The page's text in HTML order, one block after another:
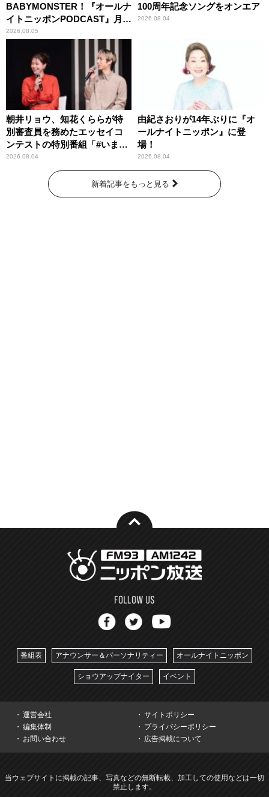
BABYMONSTER！『オールナ
イトニッポンPODCAST』月替
わりパーソナリティ
2026.08.05
100周年記念ソングをオンエア
2026.08.04
朝井リョウ、知花くららが特
別審査員を務めたエッセイコ
ンテストの特別番組「#いまあ
なたに伝えたいこと」
2026.08.04
由紀さおりが14年ぶりに『オ
ールナイトニッポン』に登
場！
2026.08.04
新着記事をもっと見る
番組表 アナウンサー＆パーソナリティー オールナイトニッポン
ショウアップナイター イベント
運営会社
サイトポリシー
編集体制
プライバシーポリシー
お問い合わせ
広告掲載について
当ウェブサイトに掲載の記事、写真などの無断転載、加工しての使用などは一切
禁止します。